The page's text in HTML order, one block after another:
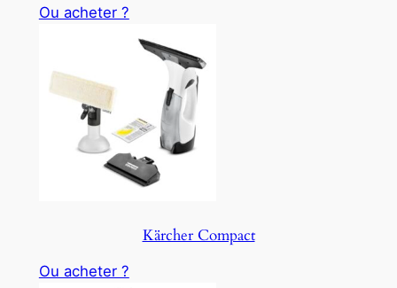
Ou acheter ?
Kärcher Compact
Ou acheter ?